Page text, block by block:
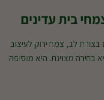
בית עדינים
לב, צמח ירוק לעיצוב
בחירה מצוינת. היא מוסיפה